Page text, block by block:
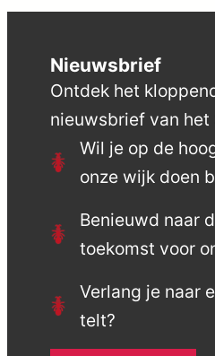
Nieuwsbrief
Ontdek het
nieuwsbrief van
Wil je op de
onze wijk doen
Benieuwd naar
toekomst voor
Verlang je naar
telt?